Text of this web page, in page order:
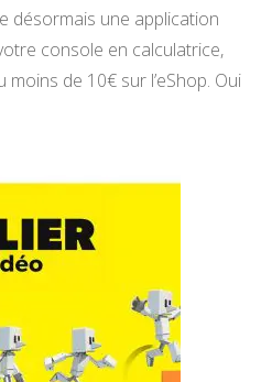
désormais une application
console en calculatrice,
de 10€ sur l’eShop. Oui